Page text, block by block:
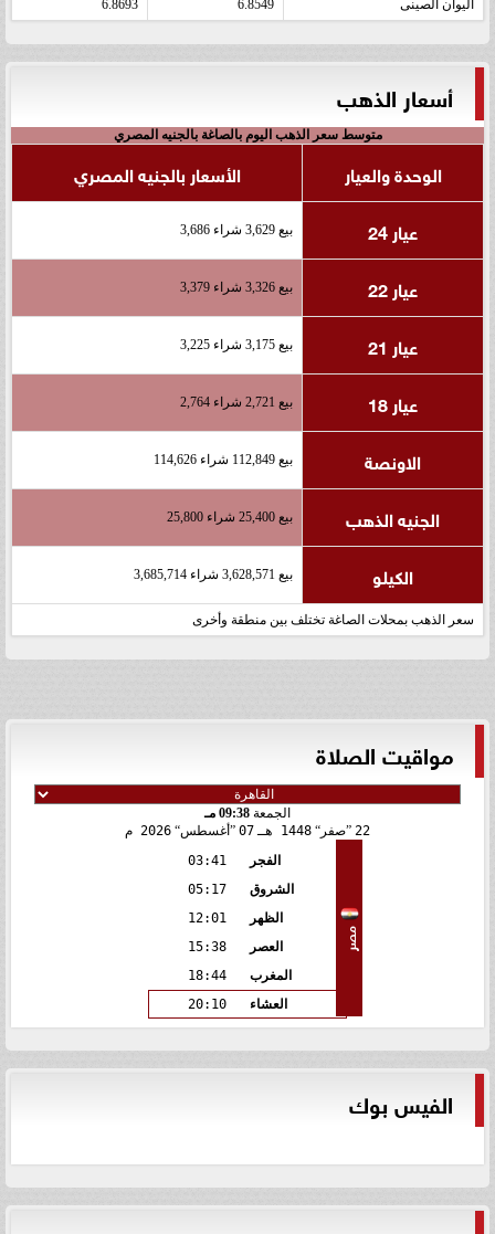
اليوان الصينى 6.8549
6.8693
أسعار الذهب
متوسط سعر الذهب اليوم بالصاغة بالجنيه المصري
الوحدة والعيار
الأسعار بالجنيه المصري
عيار 24
بيع 3,629 شراء 3,686
عيار 22 بيع 3,326 شراء 3,379
عيار 21 بيع 3,175 شراء 3,225
عيار 18 بيع 2,721 شراء 2,764
الاونصة بيع 112,849 شراء 114,626
الجنيه الذهب بيع 25,400 شراء 25,800
الكيلو بيع 3,628,571 شراء 3,685,714
سعر الذهب بمحلات الصاغة تختلف بين منطقة وأخرى
مواقيت الصلاة
الجمعة 09:38 مـ
22 صفر 1448 هـ 07 أغسطس 2026 م
مصر
الفجر
03:41
الشروق
05:17
الظهر
12:01
العصر
15:38
المغرب
18:44
العشاء
20:10
الفيس بوك